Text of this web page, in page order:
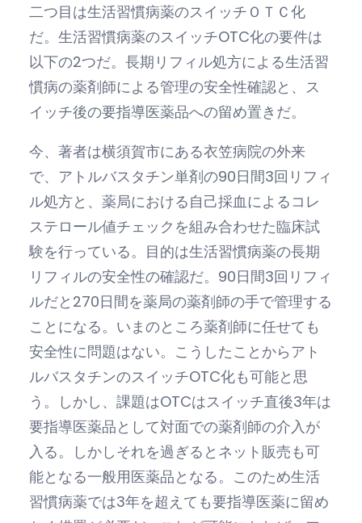
二つ目は生活習慣病薬のスイッチＯＴＣ化
だ。生活習慣病薬のスイッチOTC化の要件は
以下の2つだ。長期リフィル処方による生活習
慣病の薬剤師による管理の安全性確認と、ス
イッチ後の要指導医薬品への留め置きだ。
今、著者は横須賀市にある衣笠病院の外来
で、アトルバスタチン単剤の90日間3回リフィ
ル処方と、薬局における自己採血によるコレ
ステロール値チェックを組み合わせた臨床試
験を行っている。目的は生活習慣病薬の長期
リフィルの安全性の確認だ。90日間3回リフィ
ルだと270日間を薬局の薬剤師の手で管理する
ことになる。いまのところ薬剤師に任せても
安全性に問題はない。こうしたことからアト
ルバスタチンのスイッチOTC化も可能と思
う。しかし、課題はOTCはスイッチ直後3年は
要指導医薬品として対面での薬剤師の介入が
入る。しかしそれを過ぎるとネット販売も可
能となる一般用医薬品となる。このため生活
習慣病薬では3年を超えても要指導医薬に留め